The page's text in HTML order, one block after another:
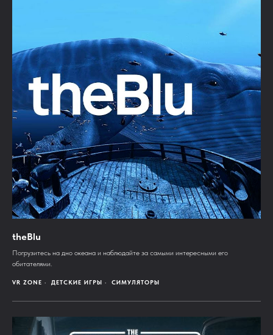
theBlu
Погрузитесь на дно океана и наблюдайте за самыми интересными его
обитателями.
VR ZONE ДЕТСКИЕ ИГРЫ СИМУЛЯТОРЫ